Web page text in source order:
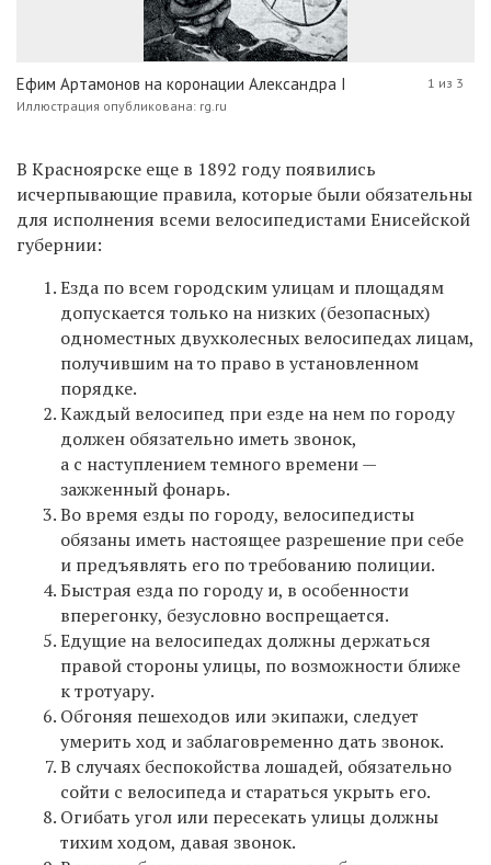
Ефим Артамонов на коронации Александра I
Иллюстрация опубликована: rg.ru
1 из 3
В Красноярске еще в 1892 году появились
исчерпывающие правила, которые были обязательны
для исполнения всеми велосипедистами Енисейской
губернии:
Езда по всем городским улицам и площадям
допускается только на низких (безопасных)
одноместных двухколесных велосипедах лицам,
получившим на то право в установленном
порядке.
Каждый велосипед при езде на нем по городу
должен обязательно иметь звонок,
а с наступлением темного времени —
зажженный фонарь.
Во время езды по городу, велосипедисты
обязаны иметь настоящее разрешение при себе
и предъявлять его по требованию полиции.
Быстрая езда по городу и, в особенности
вперегонку, безусловно воспрещается.
Едущие на велосипедах должны держаться
правой стороны улицы, по возможности ближе
к тротуару.
Обгоняя пешеходов или экипажи, следует
умерить ход и заблаговременно дать звонок.
В случаях беспокойства лошадей, обязательно
сойти с велосипеда и стараться укрыть его.
Огибать угол или пересекать улицы должны
тихим ходом, давая звонок.